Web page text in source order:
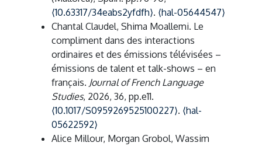
⟨10.63317/34eabs2yfdfh⟩. ⟨hal-05644547⟩
Chantal Claudel, Shima Moallemi. Le
compliment dans des interactions
ordinaires et des émissions télévisées –
émissions de talent et talk-shows – en
français. Journal of French Language
Studies, 2026, 36, pp.e11.
⟨10.1017/S0959269525100227⟩. ⟨hal-
05622592⟩
Alice Millour, Morgan Grobol, Wassim